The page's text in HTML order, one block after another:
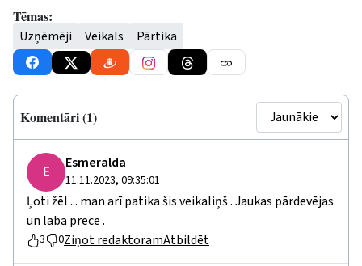
Tēmas:
Uzņēmēji Veikals Pārtika
Komentāri (1)
E Esmeralda
11.11.2023, 09:35:01
Ļoti žēl ... man arī patika šis veikaliņš . Jaukas pārdevējas
un laba prece .
3 0Ziņot redaktoramAtbildēt